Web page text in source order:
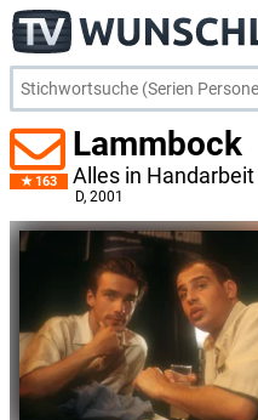
163
Lammbock
Alles in Handarbeit
D, 2001